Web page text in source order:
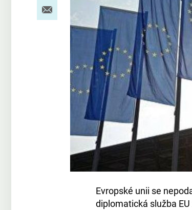
Evropské unii se
diplomatická služba